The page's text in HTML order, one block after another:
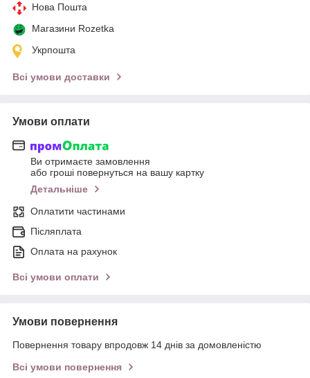
Нова Пошта
Магазини Rozetka
Укрпошта
Всі умови доставки
Умови оплати
Ви отримаєте замовлення
або гроші повернуться на вашу картку
Детальніше
Оплатити частинами
Післяплата
Оплата на рахунок
Всі умови оплати
Умови повернення
Повернення товару впродовж 14 днів за домовленістю
Всі умови повернення